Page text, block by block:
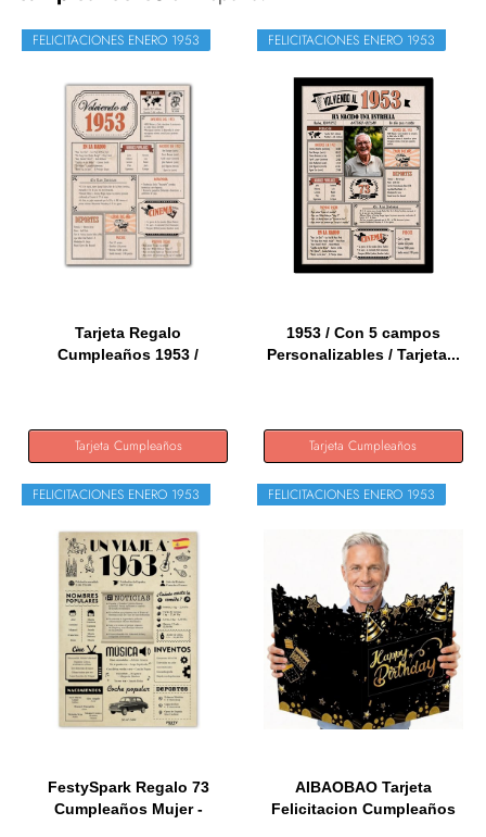
FELICITACIONES ENERO 1953
Tarjeta Regalo
Cumpleaños 1953 /
Tarjeta Cumpleaños
FELICITACIONES ENERO 1953
1953 / Con 5 campos
Personalizables / Tarjeta...
Tarjeta Cumpleaños
FELICITACIONES ENERO 1953
FestySpark Regalo 73
Cumpleaños Mujer -
FELICITACIONES ENERO 1953
AIBAOBAO Tarjeta
Felicitacion Cumpleaños